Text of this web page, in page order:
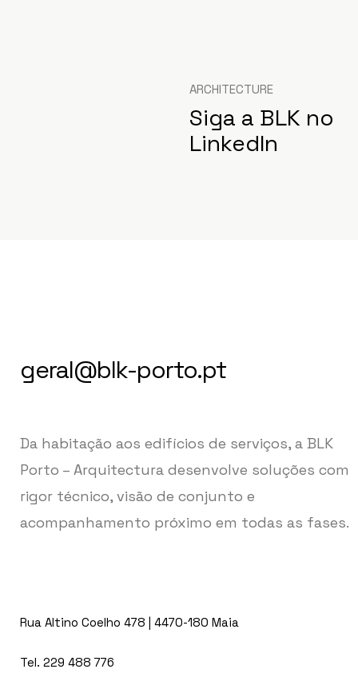
Siga a BLK no
LinkedIn
ARCHITECTURE
geral@blk-porto.pt
Da habitação aos edifícios de serviços, a BLK
Porto – Arquitectura desenvolve soluções com
rigor técnico, visão de conjunto e
acompanhamento próximo em todas as fases.
Rua Altino Coelho 478 | 4470-180 Maia
Tel. 229 488 776